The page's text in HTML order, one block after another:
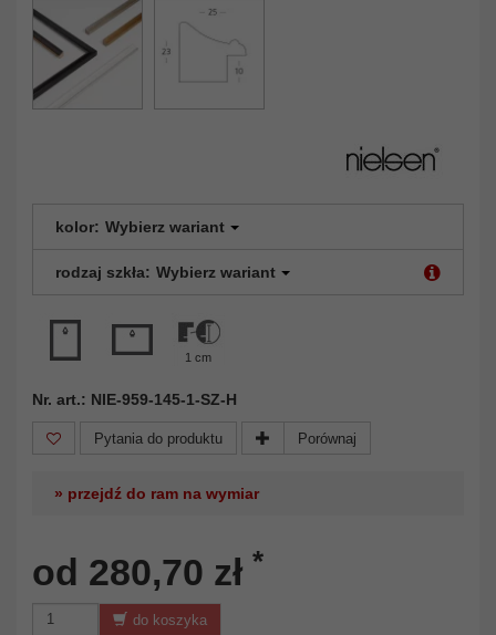
kolor: Wybierz wariant
rodzaj szkła: Wybierz wariant
1 cm
Nr. art.: NIE-959-145-1-SZ-H
Pytania do produktu Porównaj
» przejdź do ram na wymiar
od 280,70 zł *
do koszyka